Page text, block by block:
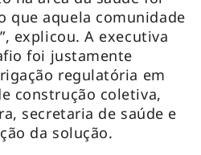
que aquela comunidade
explicou. A executiva
foi justamente
regulatória em
construção coletiva,
secretaria de saúde e
da solução.